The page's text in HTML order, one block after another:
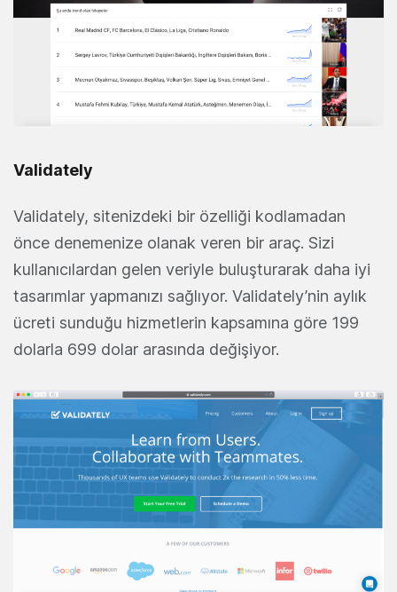
Validately
Validately, sitenizdeki bir özelliği kodlamadan
önce denemenize olanak veren bir araç. Sizi
kullanıcılardan gelen veriyle buluşturarak daha iyi
tasarımlar yapmanızı sağlıyor. Validately’nin aylık
ücreti sunduğu hizmetlerin kapsamına göre 199
dolarla 699 dolar arasında değişiyor.